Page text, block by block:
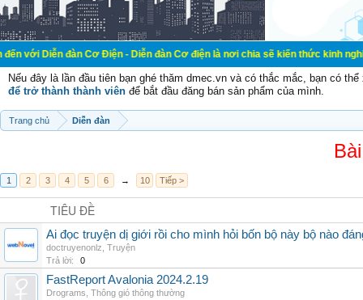
đàn Cơ Điện - Diễn đàn Cơ điện là nơi chia sẽ kiến thức kinh nghiệm
Nếu đây là lần đầu tiên bạn ghé thăm dmec.vn và có thắc mắc, bạn có
để trở thành thành viên để bắt đầu đăng bán sản phẩm của mình.
Trang chủ Diễn đàn
1 2 3 4 5 6 → 10 Tiếp >
TIÊU ĐỀ
Ai đọc truyện dị giới rồi cho mình hỏi bốn bộ này bộ nào
doctruyenonlz Truyện
Trả lời:
0
FastReport Avalonia 2024.2.19
Drograms Thông gió thông thường